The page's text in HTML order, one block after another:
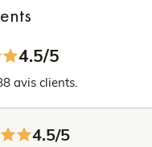
4.5/5
avis clients.
4.5/5